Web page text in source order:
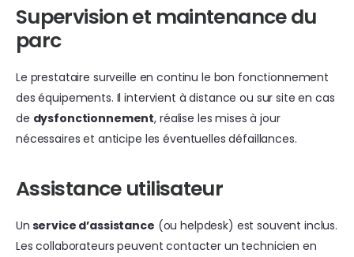
Supervision et maintenance du
parc
Le prestataire surveille en continu le bon fonctionnement
des équipements. Il intervient à distance ou sur site en cas
de dysfonctionnement, réalise les mises à jour
nécessaires et anticipe les éventuelles défaillances.
Assistance utilisateur
Un service d’assistance (ou helpdesk) est souvent inclus.
Les collaborateurs peuvent contacter un technicien en